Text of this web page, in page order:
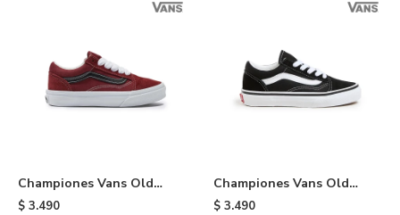
Championes Vans Old
Skool de niño - Wine &
$ 3.490
Championes Vans Old
Skool de niño - Black
$ 3.490